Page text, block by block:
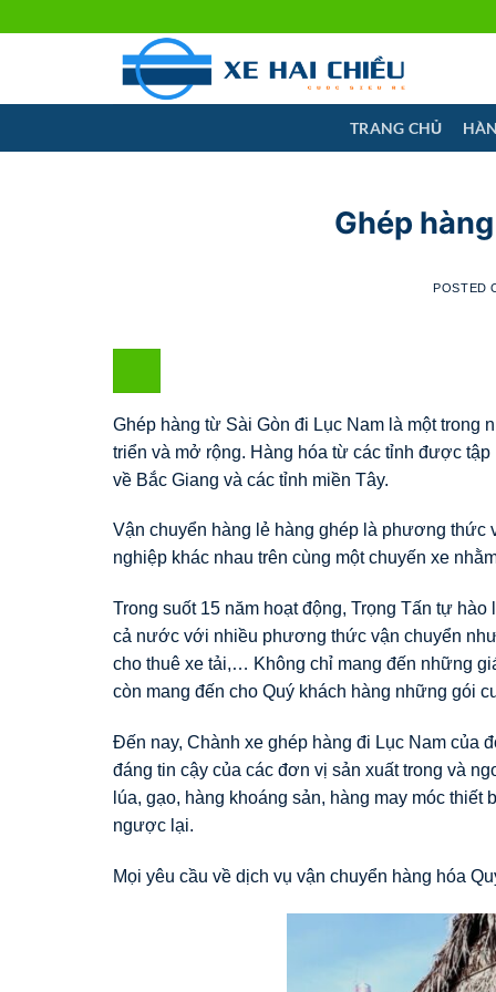
TRANG CHỦ
Ghép
POSTED
Ghép hàng từ Sài Gòn đi Lục Nam là một
triển và mở rộng. Hàng hóa từ các tỉnh được
về Bắc Giang và các tỉnh miền Tây.
Vận chuyển hàng lẻ hàng ghép là phương thức
nghiệp khác nhau trên cùng một chuyến xe
Trong suốt 15 năm hoạt động, Trọng Tấn tự
cả nước với nhiều phương thức vận chuyển
cho thuê xe tải,… Không chỉ mang đến những
còn mang đến cho Quý khách hàng những gói
Đến nay, Chành xe ghép hàng đi Lục Nam của
đáng tin cậy của các đơn vị sản xuất trong và
lúa, gạo, hàng khoáng sản, hàng may móc
ngược lại.
Mọi yêu cầu về dịch vụ vận chuyển hàng hóa